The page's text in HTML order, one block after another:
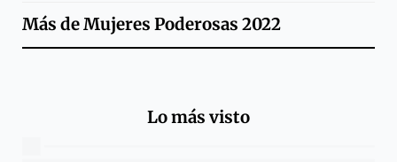
Más deMujeres Poderosas 2022
Lo más visto